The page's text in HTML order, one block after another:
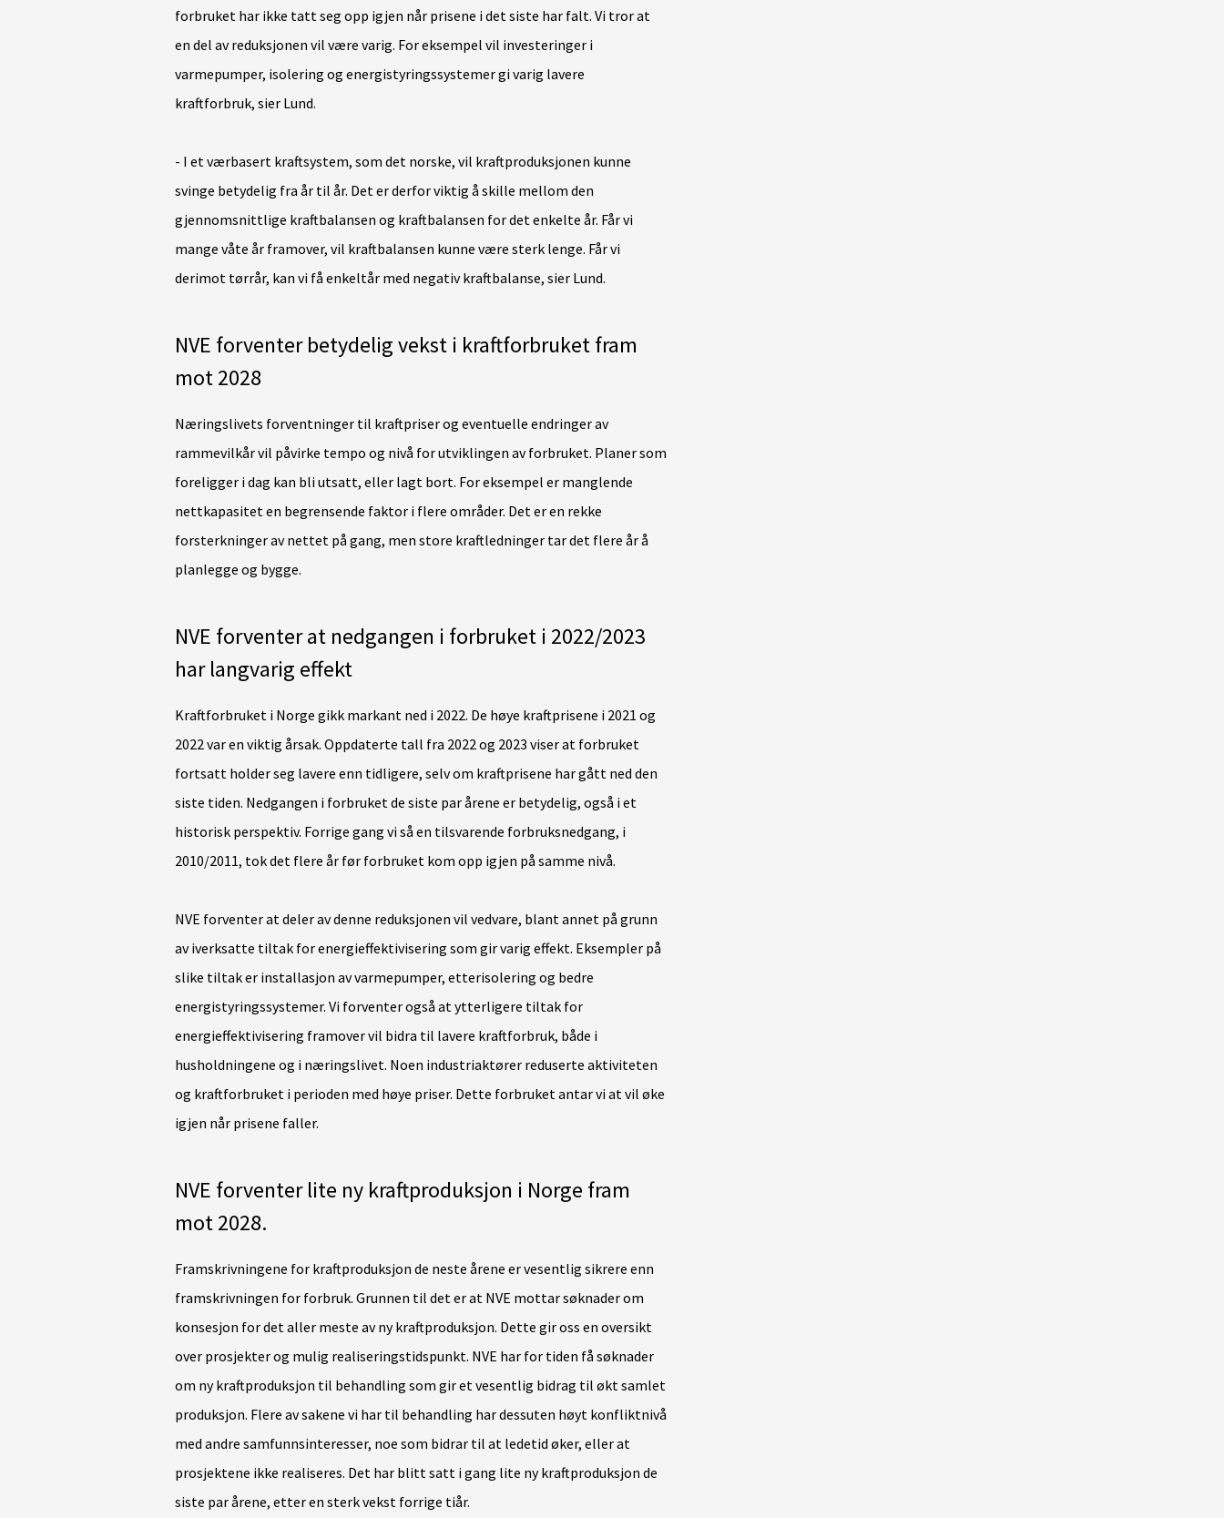
forbruket har ikke tatt seg opp igjen når prisene i det siste har falt. Vi tror at
en del av reduksjonen vil være varig. For eksempel vil investeringer i
varmepumper, isolering og energistyringssystemer gi varig lavere
kraftforbruk, sier Lund.
- I et værbasert kraftsystem, som det norske, vil kraftproduksjonen kunne
svinge betydelig fra år til år. Det er derfor viktig å skille mellom den
gjennomsnittlige kraftbalansen og kraftbalansen for det enkelte år. Får vi
mange våte år framover, vil kraftbalansen kunne være sterk lenge. Får vi
derimot tørrår, kan vi få enkeltår med negativ kraftbalanse, sier Lund.
NVE forventer betydelig vekst i kraftforbruket fram
mot 2028
Næringslivets forventninger til kraftpriser og eventuelle endringer av
rammevilkår vil påvirke tempo og nivå for utviklingen av forbruket. Planer som
foreligger i dag kan bli utsatt, eller lagt bort. For eksempel er manglende
nettkapasitet en begrensende faktor i flere områder. Det er en rekke
forsterkninger av nettet på gang, men store kraftledninger tar det flere år å
planlegge og bygge.
NVE forventer at nedgangen i forbruket i 2022/2023
har langvarig effekt
Kraftforbruket i Norge gikk markant ned i 2022. De høye kraftprisene i 2021 og
2022 var en viktig årsak. Oppdaterte tall fra 2022 og 2023 viser at forbruket
fortsatt holder seg lavere enn tidligere, selv om kraftprisene har gått ned den
siste tiden. Nedgangen i forbruket de siste par årene er betydelig, også i et
historisk perspektiv. Forrige gang vi så en tilsvarende forbruksnedgang, i
2010/2011, tok det flere år før forbruket kom opp igjen på samme nivå.
NVE forventer at deler av denne reduksjonen vil vedvare, blant annet på grunn
av iverksatte tiltak for energieffektivisering som gir varig effekt. Eksempler på
slike tiltak er installasjon av varmepumper, etterisolering og bedre
energistyringssystemer. Vi forventer også at ytterligere tiltak for
energieffektivisering framover vil bidra til lavere kraftforbruk, både i
husholdningene og i næringslivet. Noen industriaktører reduserte aktiviteten
og kraftforbruket i perioden med høye priser. Dette forbruket antar vi at vil øke
igjen når prisene faller.
NVE forventer lite ny kraftproduksjon i Norge fram
mot 2028.
Framskrivningene for kraftproduksjon de neste årene er vesentlig sikrere enn
framskrivningen for forbruk. Grunnen til det er at NVE mottar søknader om
konsesjon for det aller meste av ny kraftproduksjon. Dette gir oss en oversikt
over prosjekter og mulig realiseringstidspunkt. NVE har for tiden få søknader
om ny kraftproduksjon til behandling som gir et vesentlig bidrag til økt samlet
produksjon. Flere av sakene vi har til behandling har dessuten høyt konfliktnivå
med andre samfunnsinteresser, noe som bidrar til at ledetid øker, eller at
prosjektene ikke realiseres. Det har blitt satt i gang lite ny kraftproduksjon de
siste par årene, etter en sterk vekst forrige tiår.